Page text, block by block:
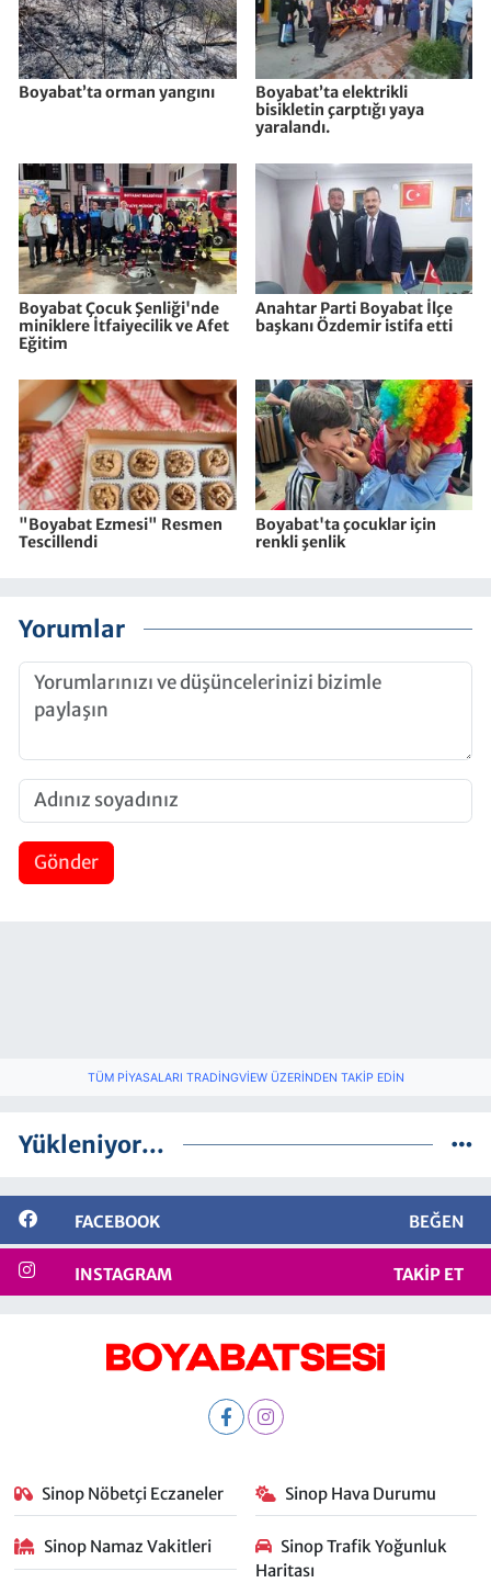
Boyabat’ta orman yangını
Boyabat’ta elektrikli
bisikletin çarptığı yaya
yaralandı.
Boyabat Çocuk Şenliği'nde
miniklere İtfaiyecilik ve Afet
Eğitim
Anahtar Parti Boyabat İlçe
başkanı Özdemir istifa etti
"Boyabat Ezmesi" Resmen
Tescillendi
Boyabat'ta çocuklar için
renkli şenlik
Yorumlar
Gönder
TÜM PIYASALARI TRADINGVIEW ÜZERINDEN TAKIP EDIN
Yükleniyor...
FACEBOOK BEĞEN
INSTAGRAM TAKIP ET
Sinop Nöbetçi Eczaneler Sinop Hava Durumu
Sinop Namaz Vakitleri
Sinop Trafik Yoğunluk
Haritası